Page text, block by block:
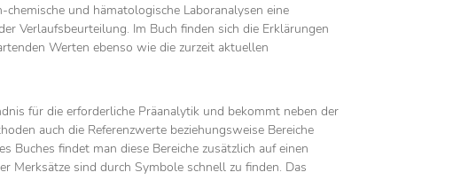
und hämatologische Laboranalysen eine
Verlaufsbeurteilung. Im Buch finden sich die Erklärungen
Werten ebenso wie die zurzeit aktuellen
für die erforderliche Präanalytik und bekommt neben der
auch die Referenzwerte beziehungsweise Bereiche
Buches findet man diese Bereiche zusätzlich auf einen
Merksätze sind durch Symbole schnell zu finden. Das